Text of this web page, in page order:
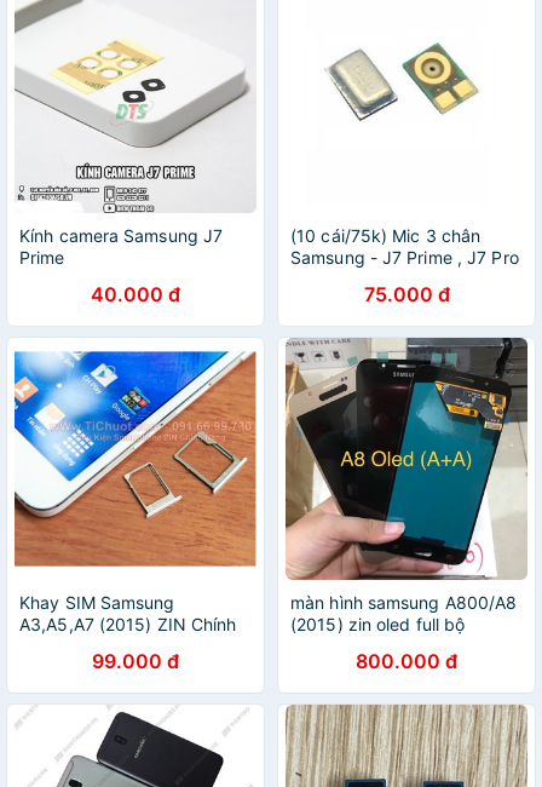
Kính camera Samsung J7
Prime
40.000 đ
(10 cái/75k) Mic 3 chân
Samsung - J7 Prime , J7 Pro
75.000 đ
Khay SIM Samsung
A3,A5,A7 (2015) ZIN Chính
99.000 đ
màn hình samsung A800/A8
(2015) zin oled full bộ
800.000 đ